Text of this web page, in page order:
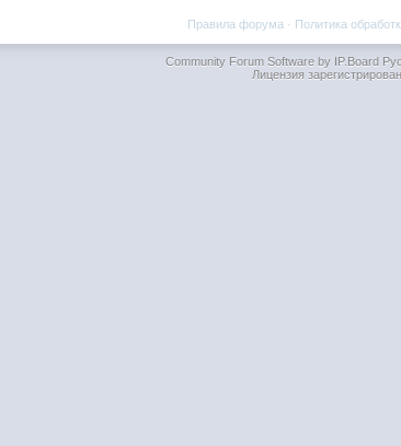
Политика
Правила форума ·
Community Forum Software by IP.Board
Лицензия